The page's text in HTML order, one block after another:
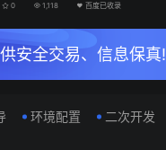
0 1,118 百度已收录
安全交易、信息保真!
环境配置 二次开发